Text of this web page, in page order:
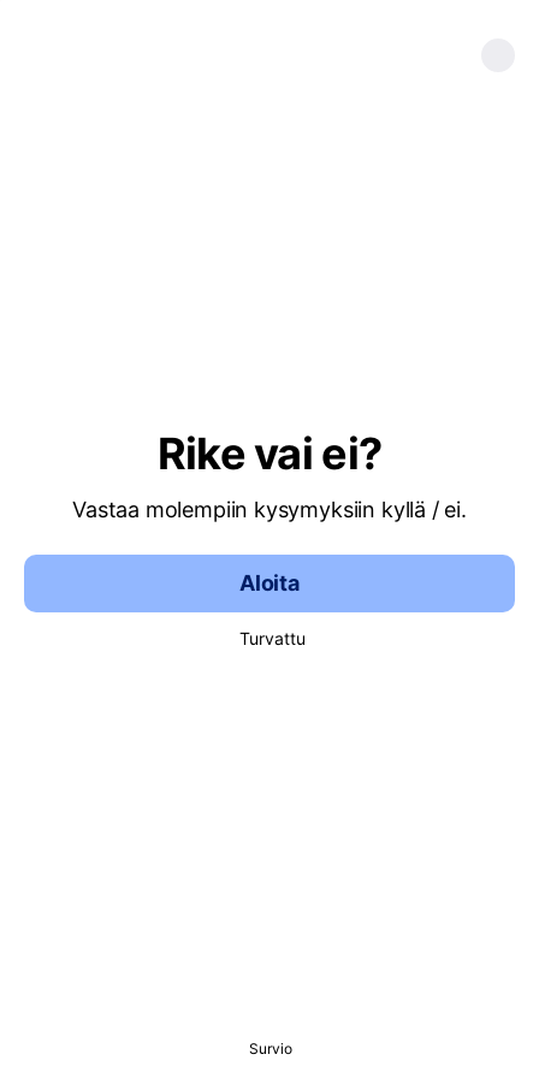
Rike vai ei?
Vastaa molempiin kysymyksiin kyllä / ei.
Aloita
Turvattu
Survio